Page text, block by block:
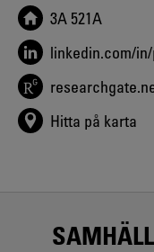
3A 521A
linkedin.com/
Hitta på karta